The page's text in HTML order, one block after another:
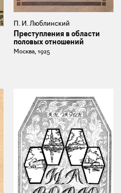
П. И. Люблинский
Преступления в области
половых отношений
Москва, 1925